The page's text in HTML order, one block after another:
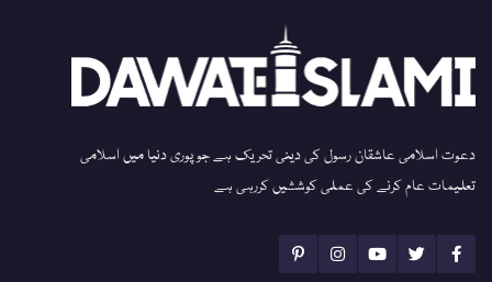
دعوت اسلامی عاشقان رسول کی دینی تحریک ہے جو پوری دنیا میں اسلامی
تعلیمات عام کرنے کی عملی کوششیں کررہی ہے